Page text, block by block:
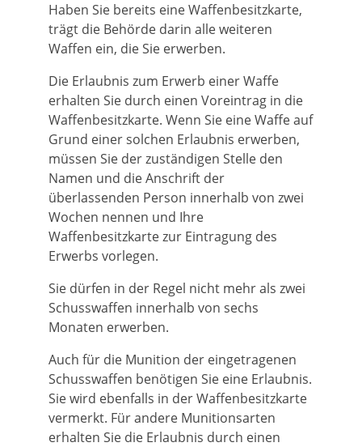
Haben Sie bereits eine Waffenbesitzkarte,
trägt die Behörde darin alle weiteren
Waffen ein, die Sie erwerben.
Die Erlaubnis zum Erwerb einer Waffe
erhalten Sie durch einen Voreintrag in die
Waffenbesitzkarte. Wenn Sie eine Waffe auf
Grund einer solchen Erlaubnis erwerben,
müssen Sie der zuständigen Stelle den
Namen und die Anschrift der
überlassenden Person innerhalb von zwei
Wochen nennen und Ihre
Waffenbesitzkarte zur Eintragung des
Erwerbs vorlegen.
Sie dürfen in der Regel nicht mehr als zwei
Schusswaffen innerhalb von sechs
Monaten erwerben.
Auch für die Munition der eingetragenen
Schusswaffen benötigen Sie eine Erlaubnis.
Sie wird ebenfalls in der Waffenbesitzkarte
vermerkt. Für andere Munitionsarten
erhalten Sie die Erlaubnis durch einen